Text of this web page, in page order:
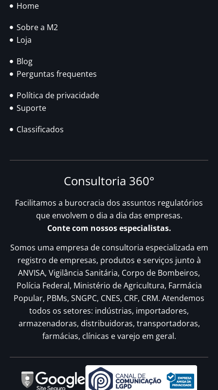
Home
Sobre a M2
Loja
Blog
Perguntas frequentes
Política de privacidade
Suporte
Classificados
Consultoria 360°
Facilitamos a burocracia dos assuntos regulatórios
que envolvem o dia a dia das empresas.
Conte com nossos especialistas.
Somos uma empresa de consultoria especializada em
registro de empresas, produtos e serviços junto à
ANVISA, Vigilância Sanitária, Corpo de Bombeiros,
Polícia Federal, Ministério de Agricultura, Farmácia
Popular, PBMs, SNGPC, CNES, CRF, CRM. Atendemos
todos os setores: indústrias, importadores,
armazenadoras, distribuidoras, transportadoras,
farmácias, clínicas e varejo em geral.